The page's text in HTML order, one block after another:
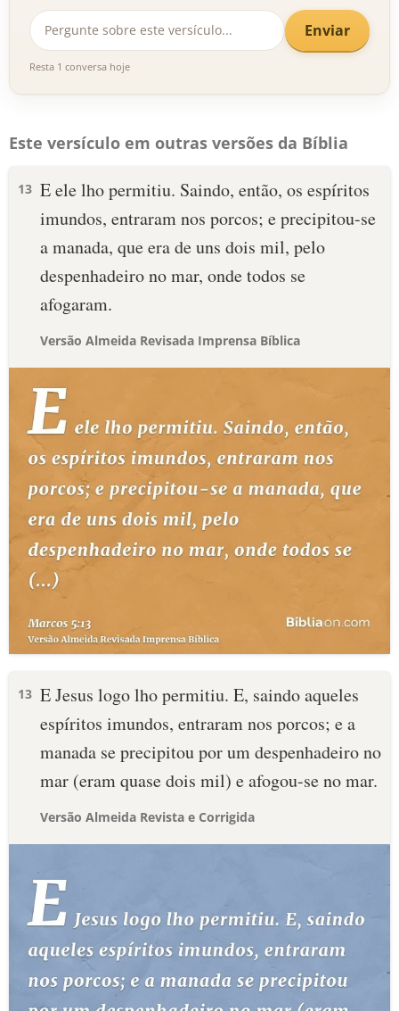
Enviar
Resta 1 conversa hoje
Este versículo em outras versões da Bíblia
13 E ele lho permitiu. Saindo, então, os espíritos
imundos, entraram nos porcos; e precipitou-se
a manada, que era de uns dois mil, pelo
despenhadeiro no mar, onde todos se
afogaram.
Versão Almeida Revisada Imprensa Bíblica
13 E Jesus logo lho permitiu. E, saindo aqueles
espíritos imundos, entraram nos porcos; e a
manada se precipitou por um despenhadeiro no
mar (eram quase dois mil) e afogou-se no mar.
Versão Almeida Revista e Corrigida